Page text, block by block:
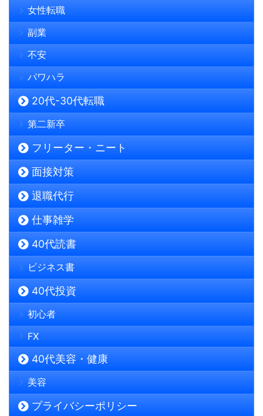
女性転職
副業
不安
パワハラ
20代-30代転職
第二新卒
フリーター・ニート
面接対策
退職代行
仕事雑学
40代読書
ビジネス書
40代投資
初心者
FX
40代美容・健康
美容
プライバシーポリシー